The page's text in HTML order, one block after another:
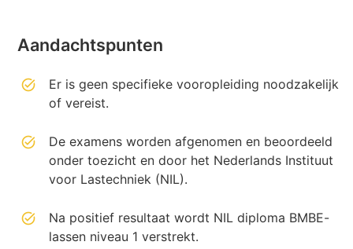
Aandachtspunten
Er is geen specifieke vooropleiding noodzakelijk
of vereist.
De examens worden afgenomen en beoordeeld
onder toezicht en door het Nederlands Instituut
voor Lastechniek (NIL).
Na positief resultaat wordt NIL diploma BMBE-
lassen niveau 1 verstrekt.